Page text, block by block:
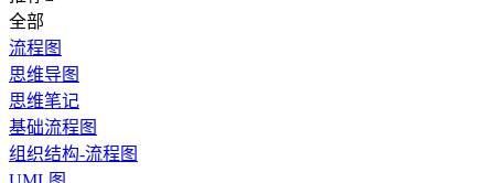
全部
流程图
思维导图
思维笔记
基础流程图
组织结构-流程图